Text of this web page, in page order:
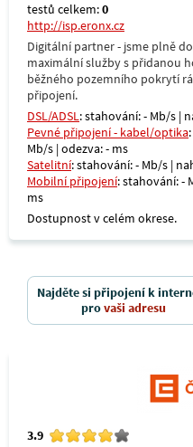
testů celkem:0
http://isp.eronx.cz
Digitální partner - jsme plně
maximální služby s přidanou
běžného pozemního pokrytí
připojení.
DSL/ADSL: stahování: - Mb/s |
Pevné připojení - kabel/optika
Mb/s | odezva: - ms
Satelitní: stahování: - Mb/s |
Mobilní připojení: stahování: -
ms
Dostupnost v celém okrese.
Najděte si připojení k
provaši adresu
3.9